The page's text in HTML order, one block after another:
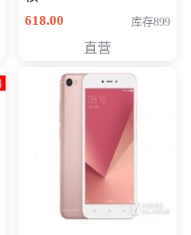
618.00
库存899
直营